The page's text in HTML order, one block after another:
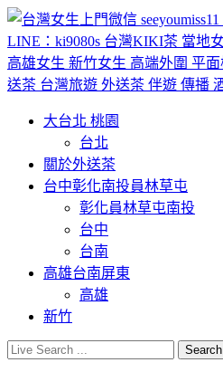
大台北 桃園
台北
關於外送茶
台中彰化南投員林草屯
彰化員林草屯南投
台中
台南
高雄台南屏東
高雄
新竹